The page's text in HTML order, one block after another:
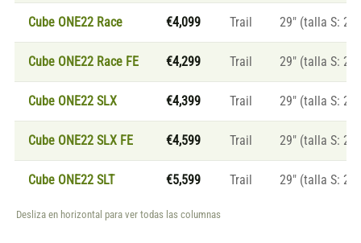
Cube ONE22 Race €4,099 Trail 29″ (talla S:
Cube ONE22 Race FE €4,299 Trail 29″ (talla S:
Cube ONE22 SLX €4,399 Trail 29″ (talla S:
Cube ONE22 SLX FE €4,599 Trail 29″ (talla S:
Cube ONE22 SLT €5,599 Trail 29″ (talla S:
Desliza en horizontal para ver todas las columnas